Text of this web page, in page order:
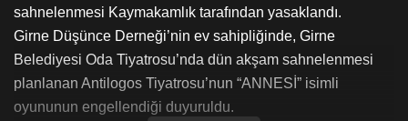
sahnelenmesi Kaymakamlık tarafından yasaklandı.
Girne Düşünce Derneği’nin ev sahipliğinde, Girne
Belediyesi Oda Tiyatrosu’nda dün akşam sahnelenmesi
planlanan Antilogos Tiyatrosu’nun “ANNESİ” isimli
oyununun engellendiği duyuruldu.